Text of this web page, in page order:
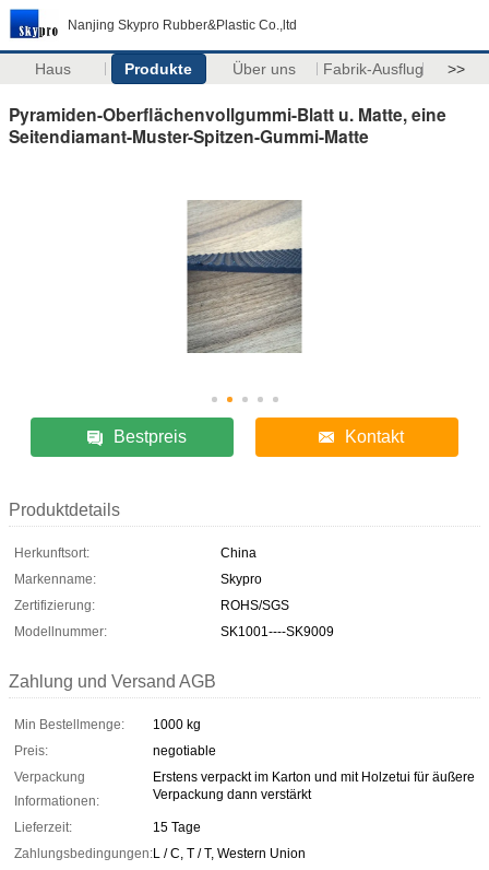
Nanjing Skypro Rubber&Plastic Co.,ltd
Haus Produkte Über uns Fabrik-Ausflug >>
Pyramiden-Oberflächenvollgummi-Blatt u. Matte, eine
Seitendiamant-Muster-Spitzen-Gummi-Matte
Bestpreis Kontakt
Produktdetails
Herkunftsort:
China
Markenname:
Skypro
Zertifizierung:
ROHS/SGS
Modellnummer:
SK1001----SK9009
Zahlung und Versand AGB
Min Bestellmenge:
1000 kg
Preis:
negotiable
Verpackung
Informationen:
Erstens verpackt im Karton und mit Holzetui für äußere
Verpackung dann verstärkt
Lieferzeit:
15 Tage
Zahlungsbedingungen:L / C, T / T, Western Union